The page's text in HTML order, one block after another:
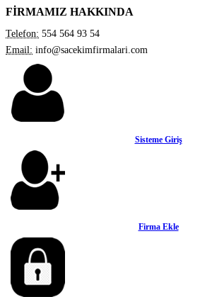
FİRMAMIZ HAKKINDA
Telefon: 554 564 93 54
Email: info@sacekimfirmalari.com
Sisteme Giriş
Firma Ekle